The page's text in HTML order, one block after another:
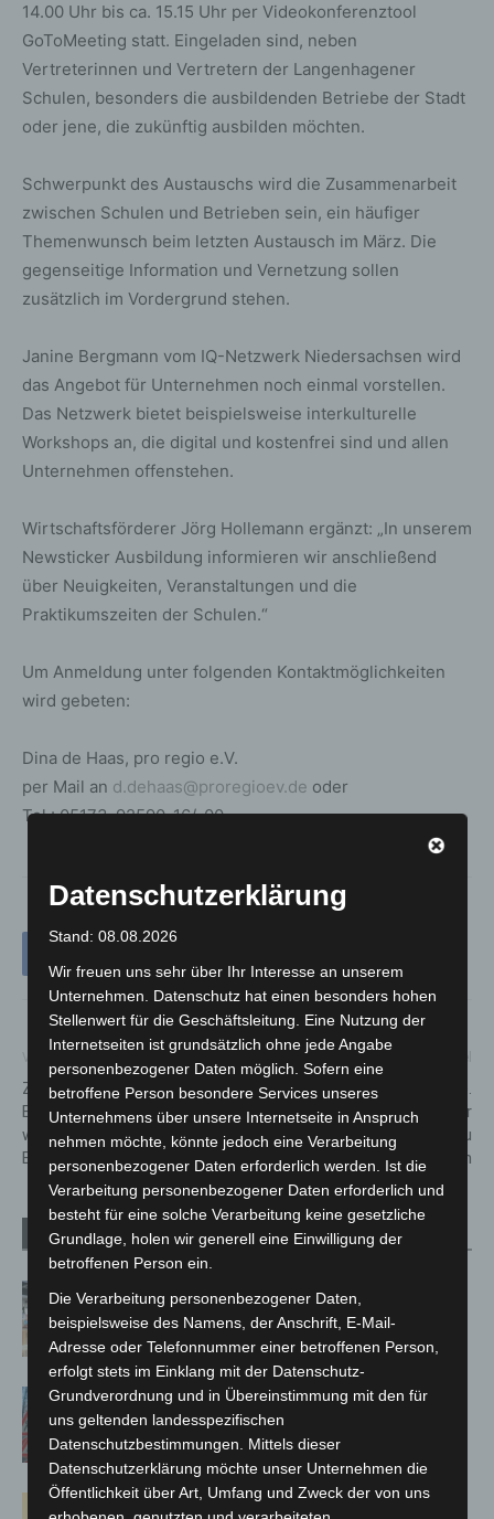
14.00 Uhr bis ca. 15.15 Uhr per Videokonferenztool
GoToMeeting statt. Eingeladen sind, neben
Vertreterinnen und Vertretern der Langenhagener
Schulen, besonders die ausbildenden Betriebe der Stadt
oder jene, die zukünftig ausbilden möchten.
Schwerpunkt des Austauschs wird die Zusammenarbeit
zwischen Schulen und Betrieben sein, ein häufiger
Themenwunsch beim letzten Austausch im März. Die
gegenseitige Information und Vernetzung sollen
zusätzlich im Vordergrund stehen.
Janine Bergmann vom IQ-Netzwerk Niedersachsen wird
das Angebot für Unternehmen noch einmal vorstellen.
Das Netzwerk bietet beispielsweise interkulturelle
Workshops an, die digital und kostenfrei sind und allen
Unternehmen offenstehen.
Wirtschaftsförderer Jörg Hollemann ergänzt: „In unserem
Newsticker Ausbildung informieren wir anschließend
über Neuigkeiten, Veranstaltungen und die
Praktikumszeiten der Schulen.“
Um Anmeldung unter folgenden Kontaktmöglichkeiten
wird gebeten:
Dina de Haas, pro regio e.V.
per Mail an d.dehaas@proregioev.de oder
Tel.: 05173-92590-16/-00.
Zehnjähriger lenkt Pkw vom
Beifahrersitz weil 66-jähriger
während der Fahrt das
Bewusstsein verliert
Nikolaus kommt am 6.
Dezember mit der
Krähenwinkler Feuerwehr zu
den Kindern
Verwandte Artikel Mehr vom Autor
Kunst trifft Weingenuss: Barbara-
Susann Mehring zeigt ihre Werke im
Jacques’ Wein-Depot Isernhagen
A2: Zweite Turbobaustelle startet
zwischen Hannover-West und
Bothfeld
Hannover: Erste Tigermücken-
Datenschutzerklärung
Stand: 08.08.2026
Wir freuen uns sehr über Ihr Interesse an unserem
Unternehmen. Datenschutz hat einen besonders hohen
Stellenwert für die Geschäftsleitung. Eine Nutzung der
Internetseiten ist grundsätzlich ohne jede Angabe
personenbezogener Daten möglich. Sofern eine
betroffene Person besondere Services unseres
Unternehmens über unsere Internetseite in Anspruch
nehmen möchte, könnte jedoch eine Verarbeitung
personenbezogener Daten erforderlich werden. Ist die
Verarbeitung personenbezogener Daten erforderlich und
besteht für eine solche Verarbeitung keine gesetzliche
Grundlage, holen wir generell eine Einwilligung der
betroffenen Person ein.
Die Verarbeitung personenbezogener Daten,
beispielsweise des Namens, der Anschrift, E-Mail-
Adresse oder Telefonnummer einer betroffenen Person,
erfolgt stets im Einklang mit der Datenschutz-
Grundverordnung und in Übereinstimmung mit den für
uns geltenden landesspezifischen
Datenschutzbestimmungen. Mittels dieser
Datenschutzerklärung möchte unser Unternehmen die
Öffentlichkeit über Art, Umfang und Zweck der von uns